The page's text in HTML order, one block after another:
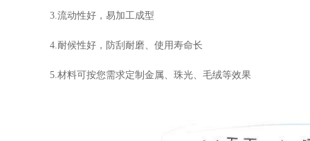
3.流动性好，易加工成型
4.耐候性好，防刮耐磨、使用寿命长
5.材料可按您需求定制金属、珠光、毛绒等效果